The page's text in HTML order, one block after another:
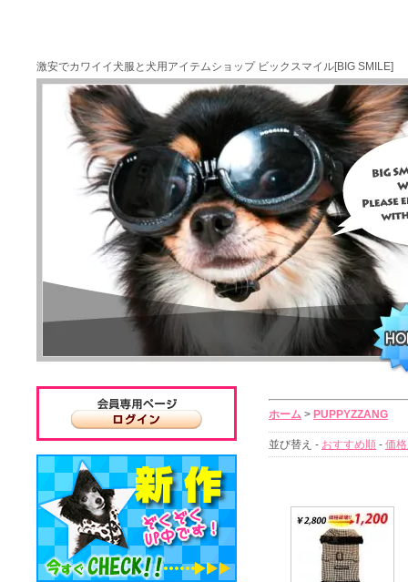
激安でカワイイ犬服と犬用アイテムショップ ビックスマイル[BIG SMILE]
ホーム > PUPPYZZANG
並び替え - おすすめ順 - 価